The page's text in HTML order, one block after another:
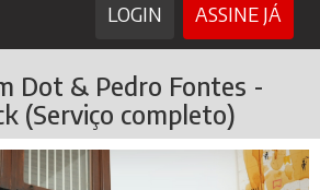
ASSINE JÁ
LOGIN
Dot & Pedro Fontes -
(Serviço completo)